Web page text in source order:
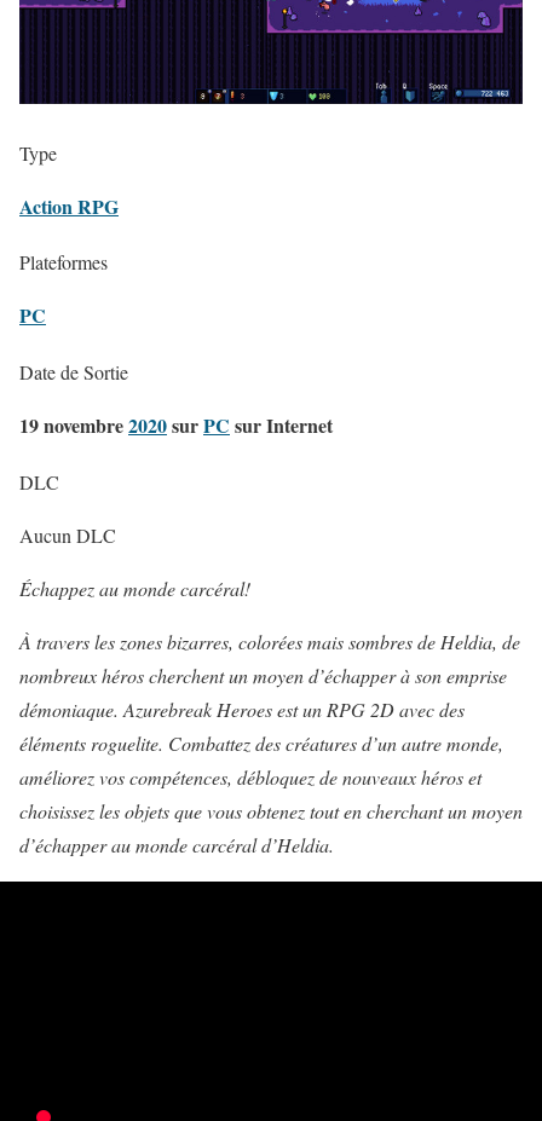
Type
Action RPG
Plateformes
PC
Date de Sortie
19 novembre2020surPC sur Internet
DLC
Aucun DLC
Échappez au monde carcéral!
À travers les zones bizarres, colorées mais sombres de Heldia, de
nombreux héros cherchent un moyen d’échapper à son emprise
démoniaque. Azurebreak Heroes est un RPG 2D avec des
éléments roguelite. Combattez des créatures d’un autre monde,
améliorez vos compétences, débloquez de nouveaux héros et
choisissez les objets que vous obtenez tout en cherchant un moyen
d’échapper au monde carcéral d’Heldia.